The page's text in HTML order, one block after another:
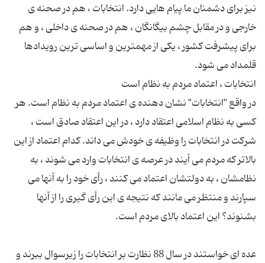
نیز برای دشمنان ما پیام هایی دارد. انتخابات ، هم در صحنه ‌ی
خارجی و در مقابل چشم بیگانگان ، هم در صحنه ‌ی داخلی ، و هم
برای پیشرفت کشور ، یکی از مهمترین و اساسی ‌ترین رویدادها
در واقع "انتخابات" نشان دهنده ‌ى اعتماد مردم به نظام است. هر
کسی به نظام اسلامی اعتقاد دارد ، در این اعتقاد صادق است ،
شرکت در انتخابات را وظیفه ‌ی خودش می داند. کدام اعتماد از این
بالاتر که مردم می ‌آیند در عرصه‌ ی انتخابات وارد می شوند ، به
نظامشان ، به دولتشان اعتماد می کنند ، رأی خود را به آنها می
سپارند و منتظر می مانند که نتیجه‌ ی این رأی‌ گیری را از آنها
عده ‌ای خواستند در سال 88 نظارت بر انتخابات را زیرسوال ببرند و